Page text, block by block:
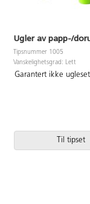
Ugler av papp-/
Tipsnummer 1005
Vanskelighetsgrad: Lett
Garantert ikke
Til tipset